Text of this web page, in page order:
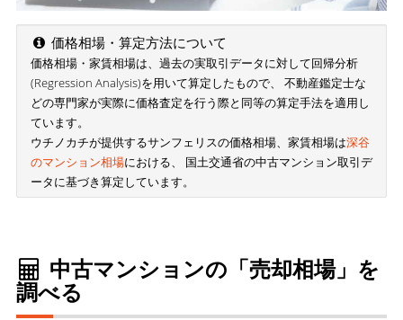
価格相場・算定方法について
価格相場・家賃相場は、過去の実取引データに対して回帰分析
(Regression Analysis)を用いて算定したもので、 不動産鑑定士な
どの専門家が実際に価格査定を行う際と同等の算定手法を適用し
ています。
ウチノカチが提供するサンフェリスの価格相場、家賃相場は深谷
のマンション相場における、 国土交通省の中古マンション取引デ
ータに基づき算定しています。
中古マンションの「売却相場」を
調べる